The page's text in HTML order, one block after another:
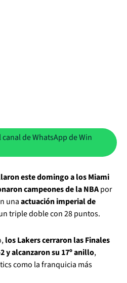
de WhatsApp de Win
este domingo a los Miami
campeones de la NBApor
unaactuación imperial de
triple doble con 28 puntos.
los Lakers cerraron las Finales
y alcanzaron su 17º anillo,
como la franquicia más